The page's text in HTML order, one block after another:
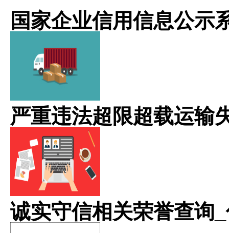
国家企业信用信息公示
严重违法超限超载运输
诚实守信相关荣誉查询